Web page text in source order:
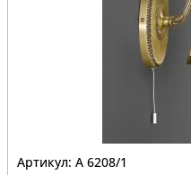
A 6208/1